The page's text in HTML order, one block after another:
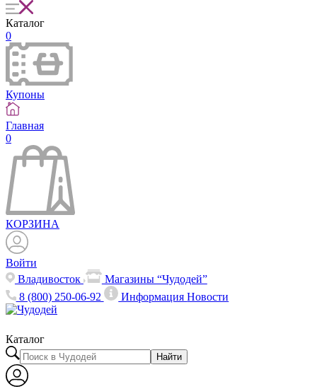
Каталог
0
Купоны
Главная
0
КОРЗИНА
Войти
Владивосток
Магазины “Чудодей”
8 (800) 250-06-92
ИнформацияНовости
Каталог
Найти